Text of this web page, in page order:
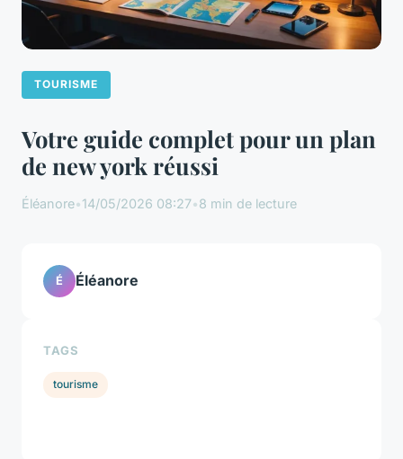
TOURISME
Votre guide complet pour un plan
de new york réussi
Éléanore•14/05/2026 08:27•8 min de lecture
É Éléanore
TAGS
tourisme